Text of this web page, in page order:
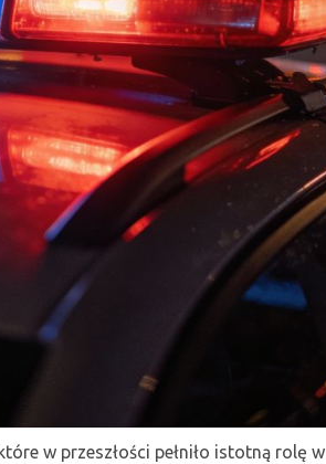
w przeszłości pełniło istotną rolę w